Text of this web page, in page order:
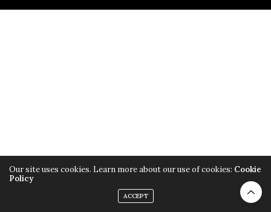
Our site uses cookies. Learn more about our use of cookies: Cookie
Policy
ACCEPT